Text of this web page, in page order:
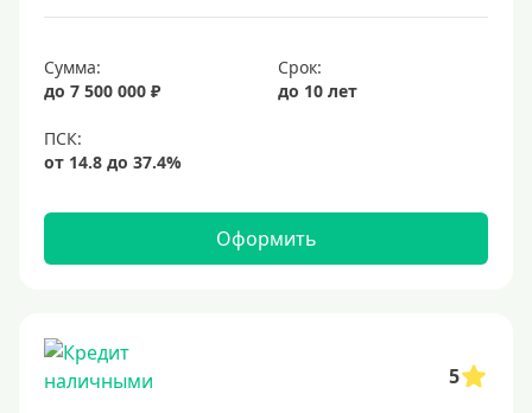
Сумма:
до 7 500 000 ₽
Срок:
до 10 лет
Оформить
5